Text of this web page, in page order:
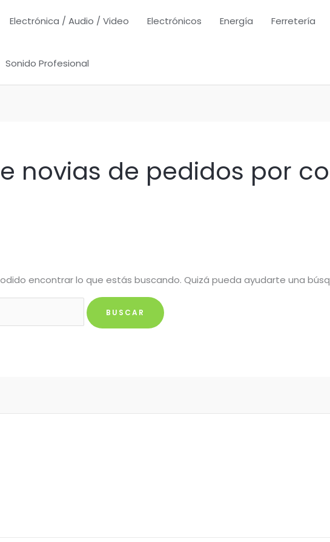
Electrónica / Audio / Video Electrónicos Energía Ferretería
Sonido Profesional
novias de pedidos por
encontrar lo que estás buscando. Quizá pueda ayudarte una